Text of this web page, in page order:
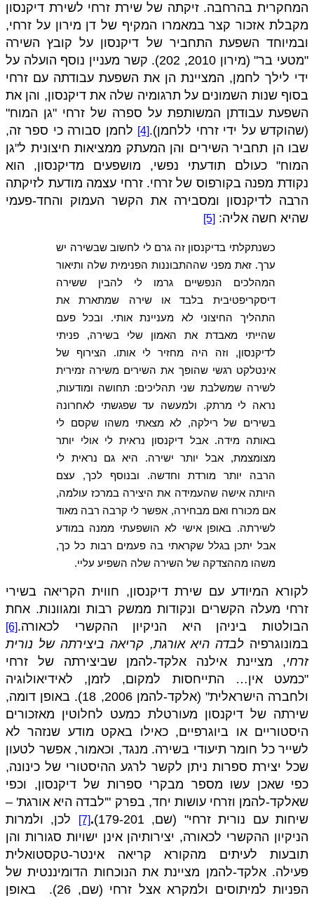
המחקרית בהרחבה. זיקתה של שירת זרחי לשירת דיקנסון
מקבלת אזכור קצר במאמרו המקיף של דן מירון על זרחי,
ובמיוחד השפעת התחביר של דיקנסון על קובץ השירה
"מטעי בר" (מירון 2010, 202). קשר מעניין נוסף הועלה על
ידי לילך לחמן, המציינת הן את השפעת עבודתה עם זרחי
בסוף שנות השמונים על תרגומיה שלה את דיקנסון, והן את
השפעת עבודתן המשותפת על ספרה של זרחי "גן המוח"
(שהוקדש על ידי זרחי ללחמן).[4] לחמן סבורה כי ספר זה,
שבו הן תחביר השירים והן המעתק ממציאות חיצונית ל"גן
המוח" כעולם תודעתי נפשי, מושפעים מדיקנסון, הוא
נקודת מפנה בקורפוס של זרחי. זרחי עצמה מודעת לזיקתה
הרבה לדיקנסון ומסבירה את הקשר העמוק והחד-פעמי
שהיא חשה אליה: [5]
כשנתקלתי בדיקנסון זה גרם לי לחשוב שבשירה יש
ערך. זאת מפני שההתבוננות הפנימית שלה ותיאור
המהלכים הנפשיים גרמו לי להבין ששירה
דיסקריפטיבית בלבד או שירה שמתארת את
התהליך החיצוני לא מעניינת אותי. ובכל פעם
שהייתי מאבדת את האמון שלי בשירה, פניתי
לדיקנסון, וזה היה מחזיר לי אותו. הצירוף של
אינטלקט רגשי שהופך את השירים משירה זמירית
לשירה שמשלבת שני תהליכים: תחושה ומודעות,
נראה לי מרתק. ולמעשה עד שפגשתי לאחרונה
בשירים של רילקה, לא מצאתי משהו שקסם לי
באותה מידה. אבל דיקנסון נראית לי אולי יותר
מצומצמת, אבל יותר ישירה. היא גם נראית לי
הרבה יותר מורדת וחדשה. ובנוסף לכך, עצם
היותה אישה שהעמידה את היצירה במרכז עולמה,
אם מכורח ואם מבחירה, אפשר לי קרבה רבה מאוד
לשירתה. באופן אישי לא הושפעתי ממנה במודע
אבל יתכן בגלל שקראתי בה פעמים רבות כל כך,
משהו מההצדקה של השירה שלה השפיע עליי.
לקורא המיודע עם שירת דיקנסון, חווית הקריאה בשירי
זרחי מעלה הקשרים ונקודות ממשק רבות ומגוונות. אחת
הבולטות ביניהן היא הניקיון ההקשרי לכאורה.[6]
במונוגרפיהלבדה היא אורגת, קריאה ביצירתה של נורית
זרחי, מציינת אילנה אלקד-להמן שביצירתה של זרחי
"כמעט אין… התייחסות למקום, לזמן, לאידיאולוגיה
ולחברה הישראלית" (אלקד-להמן 2006, 18). באופן דומה,
שירתה של דיקנסון מעורטלת כמעט לחלוטין מאזכורים
היסטוריים או ביוגרפיים, כאילו באקט מודע שנזהר לא
לשייר כל חומר תיעודי בשירה. מנגד, וכאמור, אפשר לטעון
שכל יצירת ספרות ניתן לקשר לרגע ההיסטורי של כינונה,
כפי שאכן עשו מספר מבקרי ספרות של דיקנסון, וכפי
שאלקד-להמן וזרחי עושות יחד, בפרק "'לבדה היא אורגת' –
שיחות עם נורית זרחי" (שם, 179­-201)
.
[7]
לכן, ולמרות
הניקיון ההקשרי לכאורה, יצירותיהן אינן ישויות סגורות והן
תובעות לעיתים מהקורא קריאה אינטר-טקסטואלית
פעילה. אלקד-להמן מציינת את הנוכחות הדומיננטית של
הפניות למיתוסים ולמקרא אצל זרחי (שם, 26).
באופן